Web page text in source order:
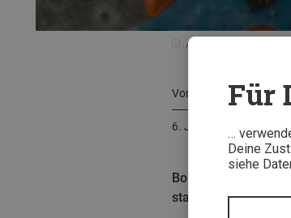
Für
…
Deine
siehe
Von Katharina Spirkl
6. Juni 2025
Bouldern ist
startest und warum